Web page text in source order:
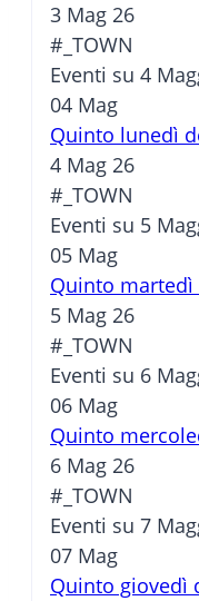
3 Mag 26
#_TOWN
Eventi su 4
04 Mag
Quinto lunedì
4 Mag 26
#_TOWN
Eventi su 5
05 Mag
Quinto martedì
5 Mag 26
#_TOWN
Eventi su 6
06 Mag
Quinto
6 Mag 26
#_TOWN
Eventi su 7
07 Mag
Quinto giovedì